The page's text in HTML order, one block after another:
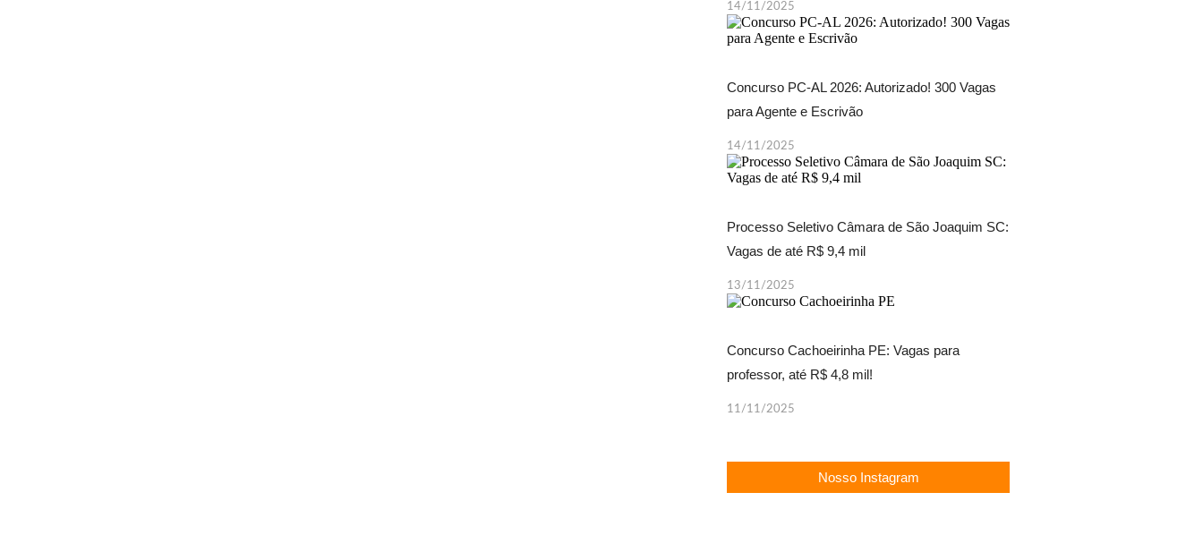
14/11/2025
Concurso PC-AL 2026: Autorizado! 300 Vagas
para Agente e Escrivão
14/11/2025
Processo Seletivo Câmara de São Joaquim SC:
Vagas de até R$ 9,4 mil
13/11/2025
Concurso Cachoeirinha PE: Vagas para
professor, até R$ 4,8 mil!
11/11/2025
Nosso Instagram